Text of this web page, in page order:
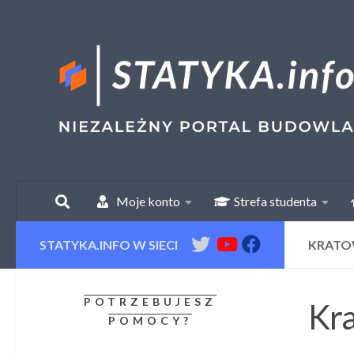
Moje konto Strefa studenta
STATYKA.INFO W SIECI
POTRZEBUJESZ
POMOCY?